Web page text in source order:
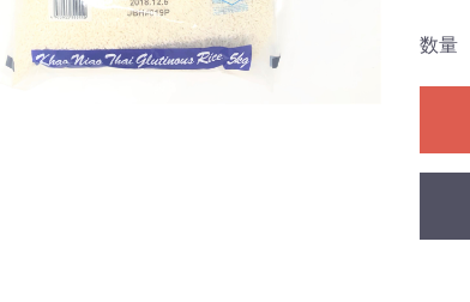
数量